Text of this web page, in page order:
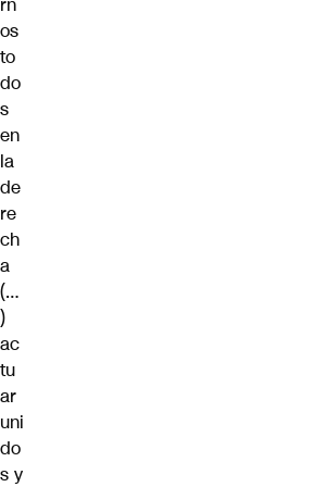
os
to
do
s
en
la
de
re
ch
a
(…
)
ac
tu
ar
uni
do
s y